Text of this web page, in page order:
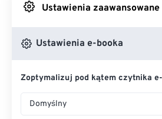
Z Dysku
Ustawienia
Ustawienia e-booka
Zoptymalizuj pod kątem czytnika
Domyślny